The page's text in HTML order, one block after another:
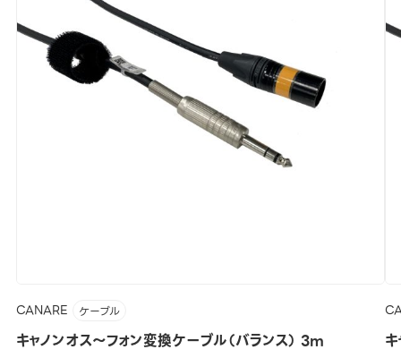
CANARE ケーブル
キャノンオス～フォン変換ケーブル（バランス） 3m